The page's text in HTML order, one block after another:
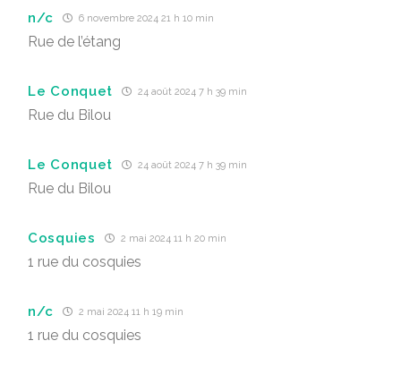
n/c 6 novembre 2024 21 h 10 min
Rue de l’étang
Le Conquet 24 août 2024 7 h 39 min
Rue du Bilou
Le Conquet 24 août 2024 7 h 39 min
Rue du Bilou
Cosquies 2 mai 2024 11 h 20 min
1 rue du cosquies
n/c 2 mai 2024 11 h 19 min
1 rue du cosquies